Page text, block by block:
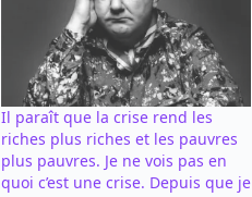
Il paraît que la crise rend les
riches plus riches et les pauvres
plus pauvres. Je ne vois pas en
quoi c’est une crise. Depuis que je